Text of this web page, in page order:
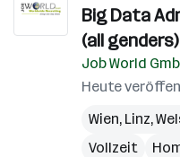
Big Data
(all genders)
Job World
Heute
Wien, Linz,
Vollzeit